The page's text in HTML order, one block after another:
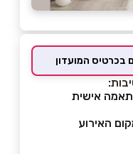
אישית
האירוע